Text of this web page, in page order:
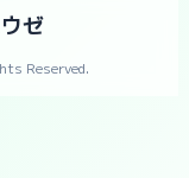
ゼ
Reserved.